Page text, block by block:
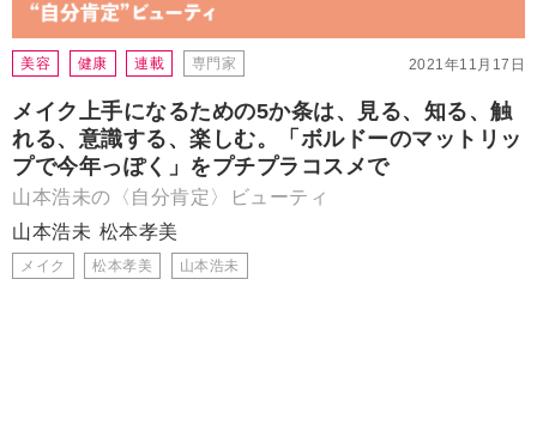
2021年11月17日
美容 健康 連載 専門家
メイク上手になるための5か条は、見る、知る、触
れる、意識する、楽しむ。「ボルドーのマットリッ
プで今年っぽく」をプチプラコスメで
山本浩未の〈自分肯定〉ビューティ
山本浩未 松本孝美
メイク 松本孝美 山本浩未